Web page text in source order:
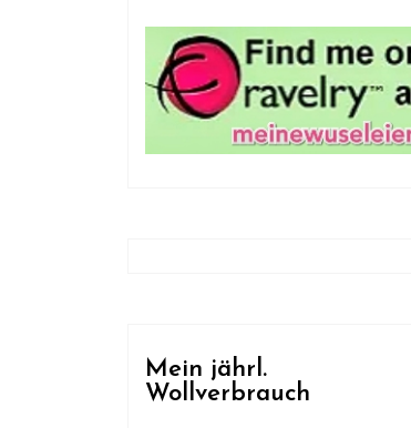
Mein jährl.
Wollverbrauch